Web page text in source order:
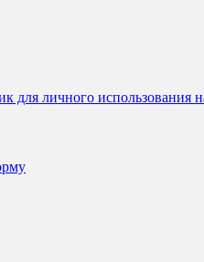
для личного использования